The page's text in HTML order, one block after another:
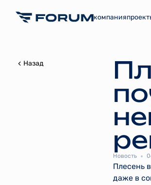
компания
Назад
Новость
Плесень
даже в